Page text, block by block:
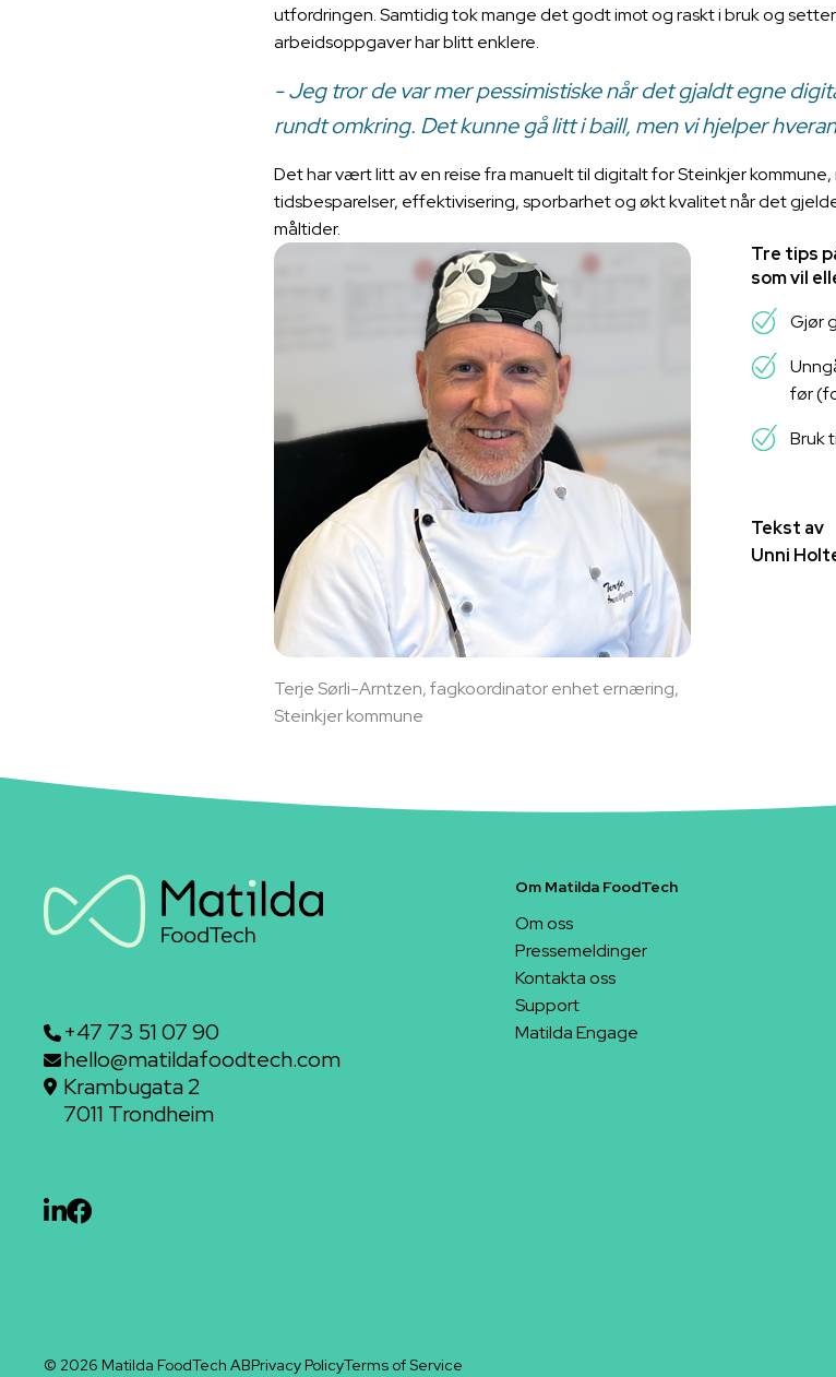
utfordringen. Samtidig tok mange det godt imot og raskt i bruk og
arbeidsoppgaver har blitt enklere.
- Jeg tror de var mer pessimistiske når det gjaldt egne
rundt omkring. Det kunne gå litt i baill, men vi hjelper
Det har vært litt av en reise fra manuelt til digitalt for Steinkjer
tidsbesparelser, effektivisering, sporbarhet og økt kvalitet når det
måltider.
Terje Sørli-Arntzen, fagkoordinator enhet ernæring,
Steinkjer kommune
Tre tips
som vil
Gjør
før
Bruk
Tekst av
Unni
+47 73 51 07 90
hello@matildafoodtech.com
Krambugata 2
7011 Trondheim
Om Matilda FoodTech
Om oss
Pressemeldinger
Kontakta oss
Support
Matilda Engage
Privacy PolicyTerms of Service
© 2026 Matilda FoodTech AB